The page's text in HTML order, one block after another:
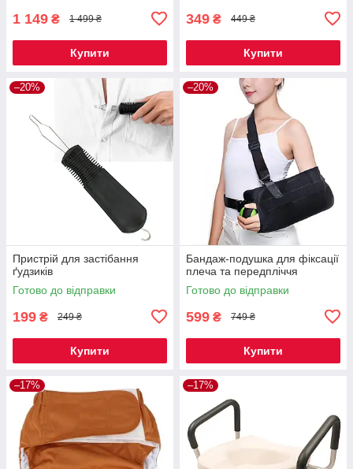
1 149 ₴ 1 499 ₴
Купити
349 ₴ 449 ₴
Купити
–20%
Пристрій для застібання
ґудзиків
Готово до відправки
199 ₴ 249 ₴
Купити
–20%
Бандаж-подушка для фіксації
плеча та передпліччя
Готово до відправки
599 ₴ 749 ₴
Купити
–17% –17%